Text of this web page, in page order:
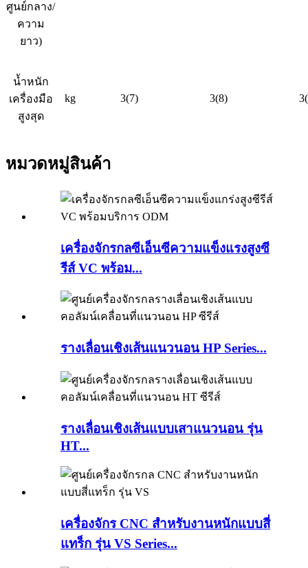
ศูนย์กลาง/
ความ
ยาว)
น้ำหนัก
เครื่องมือ
สูงสุด
kg 3(7) 3(8)
หมวดหมู่สินค้า
เครื่องจักรกลซีเอ็นซีความแข็งแรงสูงซี
รีส์ VC พร้อม...
รางเลื่อนเชิงเส้นแนวนอน HP Series...
รางเลื่อนเชิงเส้นแบบเสาแนวนอน รุ่น
HT...
เครื่องจักร CNC สำหรับงานหนักแบบสี่
แทร็ก รุ่น VS Series...